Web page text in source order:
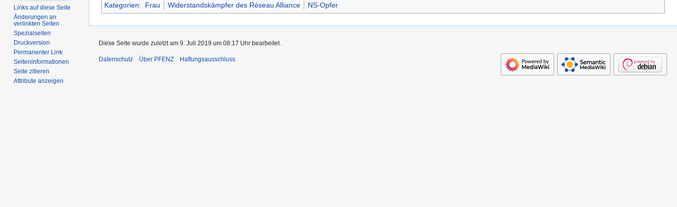
Kategorien: Frau Widerstandskämpfer des Réseau Alliance NS-Opfer
Links auf diese Seite
Änderungen an
verlinkten Seiten
Spezialseiten
Druckversion
Permanenter Link
Seiten­­informationen
Seite zitieren
Attribute anzeigen
Diese Seite wurde zuletzt am 9. Juli 2019 um 08:17 Uhr bearbeitet.
Datenschutz Über PFENZ Haftungsausschluss